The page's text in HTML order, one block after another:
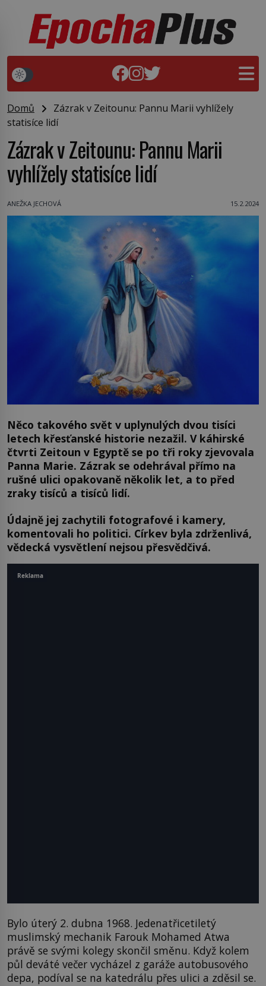
Domů
Zázrak v Zeitounu: Pannu Marii vyhlížely
statisíce lidí
Zázrak v Zeitounu: Pannu Marii
vyhlížely statisíce lidí
ANEŽKA JECHOVÁ 15.2.2024
Něco takového svět v uplynulých dvou tisíci
letech křesťanské historie nezažil. V káhirské
čtvrti Zeitoun v Egyptě se po tři roky zjevovala
Panna Marie. Zázrak se odehrával přímo na
rušné ulici opakovaně několik let, a to před
zraky tisíců a tisíců lidí.
Údajně jej zachytili fotografové i kamery,
komentovali ho politici. Církev byla zdrženlivá,
vědecká vysvětlení nejsou přesvědčivá.
Bylo úterý 2. dubna 1968. Jedenatřicetiletý
muslimský mechanik Farouk Mohamed Atwa
právě se svými kolegy skončil směnu. Když kolem
půl deváté večer vycházel z garáže autobusového
depa, podíval se na katedrálu přes ulici a zděsil se.
Reklama